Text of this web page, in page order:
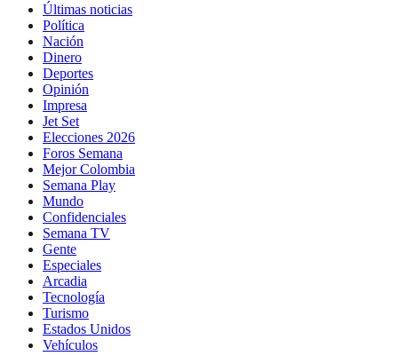
Últimas noticias
Política
Nación
Dinero
Deportes
Opinión
Impresa
Jet Set
Elecciones 2026
Foros Semana
Mejor Colombia
Semana Play
Mundo
Confidenciales
Semana TV
Gente
Especiales
Arcadia
Tecnología
Turismo
Estados Unidos
Vehículos